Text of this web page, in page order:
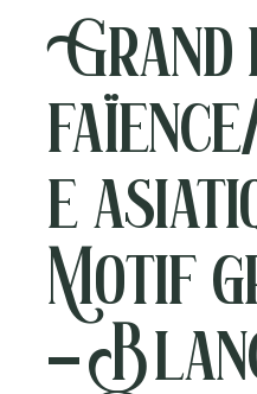
Grand
e
Motif
–